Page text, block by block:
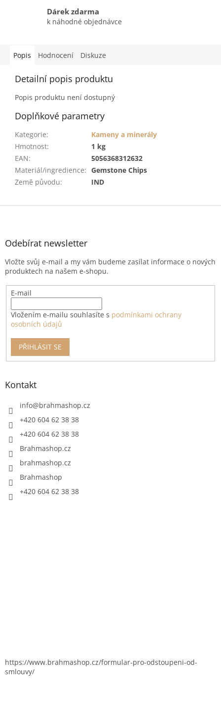
Dárek zdarma
k náhodné objednávce
Popis Hodnocení Diskuze
Detailní popis produktu
Popis produktu není dostupný
Doplňkové parametry
Kategorie:
Kameny a minerály
Hmotnost:
1 kg
EAN:
5056368312632
Materiál/ingredience: Gemstone Chips
Země původu: IND
Z
Odebírat newsletter
Vložte svůj e-mail a my vám budeme zasílat informace o nových
produktech na našem e-shopu.
E-mail
Vložením e-mailu souhlasíte s podmínkami ochrany
osobních údajů
PŘIHLÁSIT SE
Kontakt
info@brahmashop.cz
+420 604 62 38 38
+420 604 62 38 38
Brahmashop.cz
brahmashop.cz
Brahmashop
+420 604 62 38 38
https://www.brahmashop.cz/formular-pro-odstoupeni-od-
smlouvy/